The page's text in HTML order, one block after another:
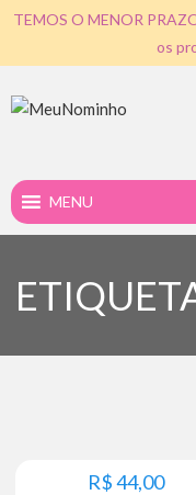
TEMOS O MENOR
os
MENU
R$44,00